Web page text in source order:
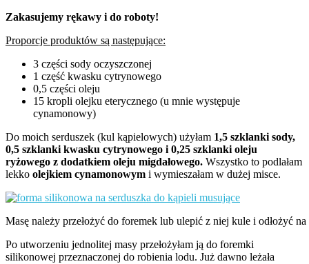
Zakasujemy rękawy i do roboty!
Proporcje produktów są następujące:
3 części sody oczyszczonej
1 część kwasku cytrynowego
0,5 części oleju
15 kropli olejku eterycznego (u mnie występuje
cynamonowy)
Do moich serduszek (kul kąpielowych) użyłam 1,5 szklanki sody,
0,5 szklanki kwasku cytrynowego i 0,25 szklanki oleju
ryżowego z dodatkiem oleju migdałowego. Wszystko to podlałam
lekko olejkiem cynamonowym i wymieszałam w dużej misce.
Masę należy przełożyć do foremek lub ulepić z niej kule i odłożyć
Po utworzeniu jednolitej masy przełożyłam ją do foremki
silikonowej przeznaczonej do robienia lodu. Już dawno leżała